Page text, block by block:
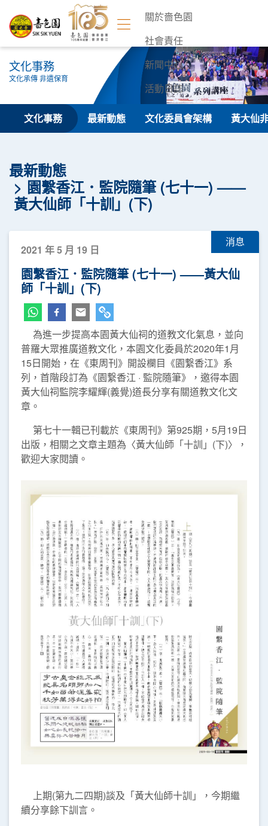
關於嗇色園
社會責任
新聞中心
活動日誌
聯絡我們
文化事務
文化承傳 非遺保育
文化事務 最新動態 文化委員會架構 黃大仙
最新動態
園繫香江．監院隨筆 (七十一) ——
黃大仙師「十訓」(下)
消息
2021 年 5 月 19 日
園繫香江．監院隨筆 (七十一) ——黃大仙
師「十訓」(下)
為進一步提高本園黃大仙祠的道教文化氣息，並向
普羅大眾推廣道教文化，本園文化委員於2020年1月
15日開始，在《東周刊》開設欄目《園繋香江》系
列，首階段訂為《園繋香江 · 監院隨筆》，邀得本園
黃大仙祠監院李耀輝(義覺)道長分享有關道教文化文
章。
第七十一輯已刊載於《東周刊》第925期，5月19日
出版，相關之文章主題為〈黃大仙師「十訓」(下)〉，
歡迎大家閱讀。
上期(第九二四期)談及「黃大仙師十訓」，今期繼
續分享餘下訓言。